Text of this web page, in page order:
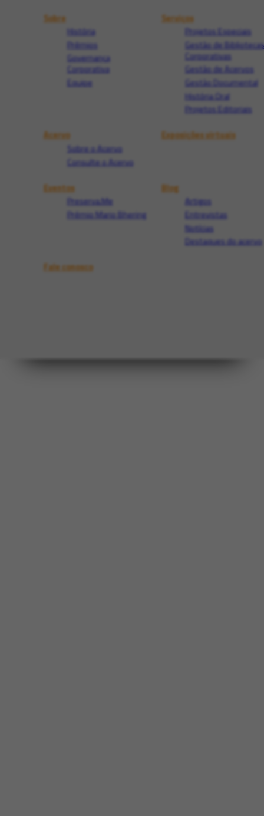
Sobre
História
Prêmios
Governança
Corporativa
Equipe
Serviços
Projetos Especiais
Gestão de Bibliotecas
Corporativas
Gestão de Acervos
Gestão Documental
História Oral
Projetos Editoriais
Acervo
Sobre o Acervo
Consulte o Acervo
Exposições virtuais
Eventos
Preserva.Me
Prêmio Mario Bhering
Blog
Artigos
Entrevistas
Notícias
Destaques do acervo
Fale conosco